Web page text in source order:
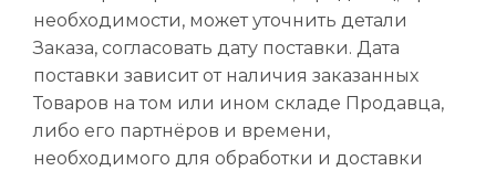
необходимости, может уточнить детали
Заказа, согласовать дату поставки. Дата
поставки зависит от наличия заказанных
Товаров на том или ином складе Продавца,
либо его партнёров и времени,
необходимого для обработки и доставки